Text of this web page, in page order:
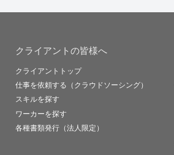
クライアントの皆様へ
クライアントトップ
仕事を依頼する（クラウドソーシング）
スキルを探す
ワーカーを探す
各種書類発行（法人限定）